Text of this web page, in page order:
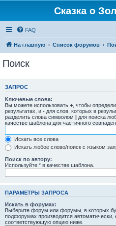
Сказка о
FAQ
На главную Список форумов
Поиск
ЗАПРОС
Ключевые слова:
Вы можете использовать + , чтобы
результатах, и - для слов, которых в
разделить слова символом | для поиска
качестве шаблона для частичного
Искать все слова
Искать любое слово/поиск с языком
Поиск по автору:
Используйте * в качестве шаблона.
ПАРАМЕТРЫ ЗАПРОСА
Искать в форумах:
Выберите форум или форумы, в которых
подфорумах производится автоматически,
соответствующую опцию ниже.